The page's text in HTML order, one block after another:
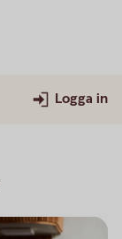
Logga in